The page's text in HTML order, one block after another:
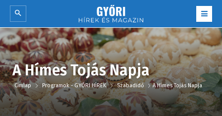
A Hímes Tojás Napja
Címlap Programok - GYŐRI HÍREK Szabadidő A Hímes Tojás Napja